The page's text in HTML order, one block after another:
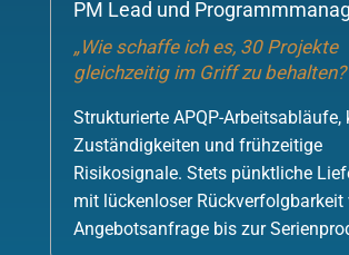
PM Lead und
„Wie schaffe ich es, 30 Projekte
gleichzeitig im Griff zu
Strukturierte APQP-Arbeitsabläufe,
Zuständigkeiten und frühzeitige
Risikosignale. Stets pünktliche
mit lückenloser Rückverfolgbarkeit
Angebotsanfrage bis zur